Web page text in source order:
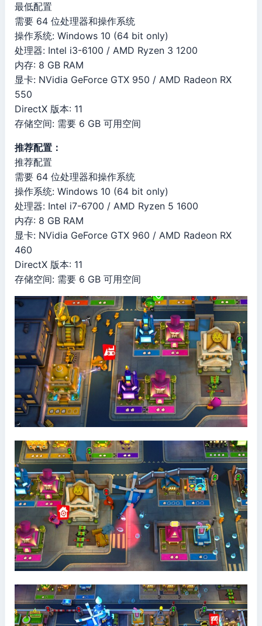
最低配置
需要 64 位处理器和操作系统
操作系统: Windows 10 (64 bit only)
处理器: Intel i3-6100 / AMD Ryzen 3 1200
内存: 8 GB RAM
显卡: NVidia GeForce GTX 950 / AMD Radeon RX
550
DirectX 版本: 11
存储空间: 需要 6 GB 可用空间
推荐配置：
推荐配置
需要 64 位处理器和操作系统
操作系统: Windows 10 (64 bit only)
处理器: Intel i7-6700 / AMD Ryzen 5 1600
内存: 8 GB RAM
显卡: NVidia GeForce GTX 960 / AMD Radeon RX
460
DirectX 版本: 11
存储空间: 需要 6 GB 可用空间